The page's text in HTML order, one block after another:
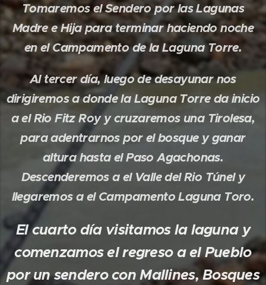
Tomaremos el Sendero por las Lagunas
Madre e Hija para terminar haciendo noche
en el Campamento de la Laguna Torre.
Al tercer día, luego de desayunar nos
dirigiremos a donde la Laguna Torre da inicio
a el Rio Fitz Roy y cruzaremos una Tirolesa,
para adentrarnos por el bosque y ganar
altura hasta el Paso Agachonas.
Descenderemos a el Valle del Rio Túnel y
llegaremos a el Campamento Laguna Toro.
El cuarto día visitamos la laguna y
comenzamos el regreso a el Pueblo
por un sendero con Mallines, Bosques